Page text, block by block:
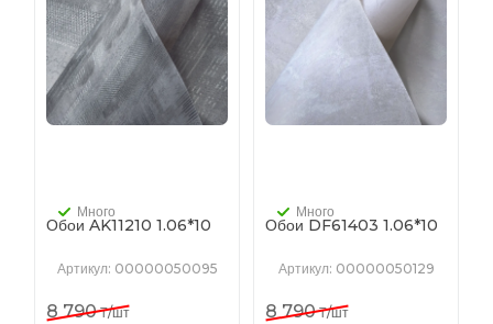
Обои AK11210 1.06*10
Много
Артикул: 00000050095
8 790₸/шт
Обои DF61403 1.06*10
Много
Артикул: 00000050129
8 790₸/шт